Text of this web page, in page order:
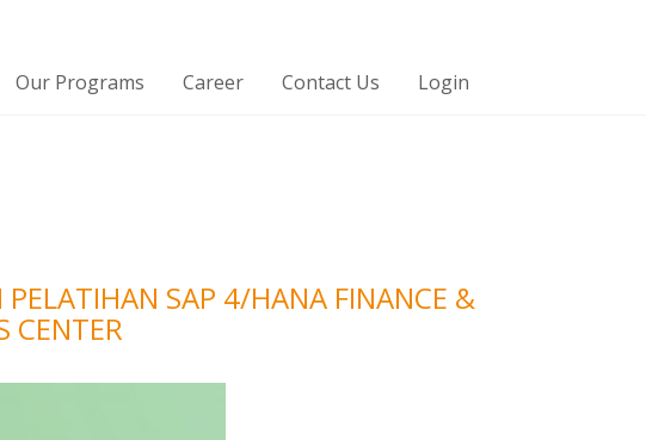
Our Programs Career Contact Us Login
SAP 4/HANA FINANCE &
CENTER